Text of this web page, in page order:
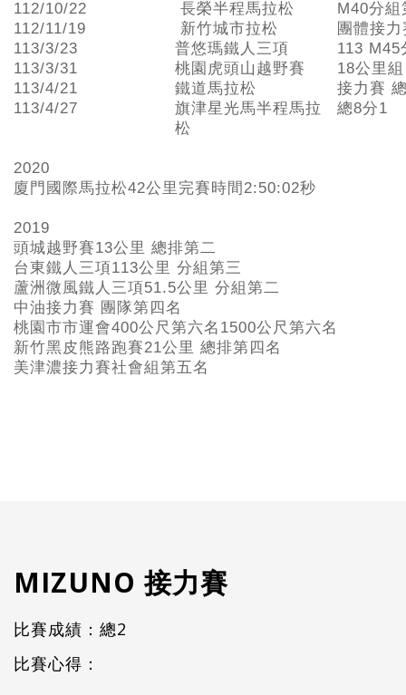
112/10/22 長榮半程馬拉松
M40分組
112/11/19
新竹城市拉松
團體接
113/3/23
普悠瑪鐵人三項
113 M45
113/3/31
桃園虎頭山越野賽
18公里
113/4/21
鐵道馬拉松
接力賽
113/4/27
旗津星光馬半程馬拉
松
總8分1
2020
廈門國際馬拉松42公里完賽時間2:50:02秒
2019
頭城越野賽13公里 總排第二
台東鐵人三項113公里 分組第三
蘆洲微風鐵人三項51.5公里 分組第二
中油接力賽 團隊第四名
桃園市市運會400公尺第六名1500公尺第六名
新竹黑皮熊路跑賽21公里 總排第四名
美津濃接力賽社會組第五名
MIZUNO 接力賽
比賽成績：總2
比賽心得：